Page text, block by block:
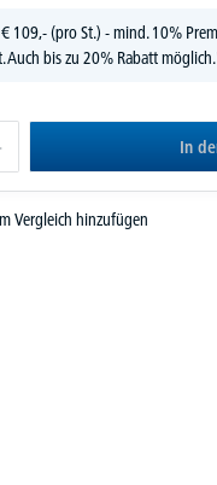
€ 109,-(pro St.) - mind. 10%
Auch bis zu 20% Rabatt möglich.
In
Vergleich hinzufügen